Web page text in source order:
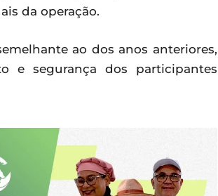
da operação.
ao dos anos anteriores,
e segurança dos participantes